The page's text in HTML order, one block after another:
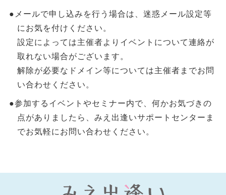
●メールで申し込みを行う場合は、迷惑メール設定等
にお気を付けください。
設定によっては主催者よりイベントについて連絡が
取れない場合がございます。
解除が必要なドメイン等については主催者までお問
い合わせください。
●参加するイベントやセミナー内で、何かお気づきの
点がありましたら、みえ出逢いサポートセンターま
でお気軽にお問い合わせください。